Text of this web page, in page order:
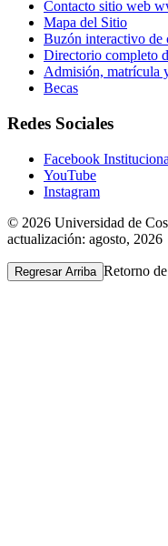
Contacto sitio web
Mapa del Sitio
Buzón interactivo de
Directorio completo
Admisión, matrícula
Becas
Redes Sociales
Facebook
YouTube
Instagram
© 2026 Universidad de
actualización: agosto, 2026
Regresar Arriba Retorno